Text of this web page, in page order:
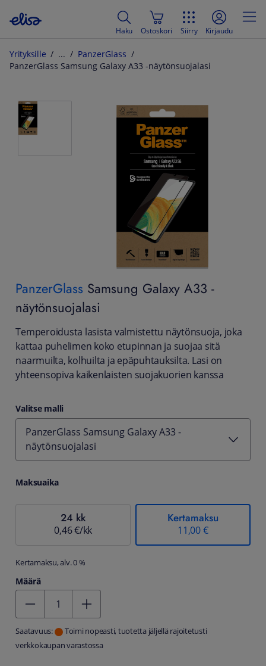
Haku Ostoskori Siirry Kirjaudu
Yrityksille
PanzerGlass
PanzerGlass Samsung Galaxy A33 -näytönsuojalasi
PanzerGlass Samsung Galaxy A33 -
näytönsuojalasi
Temperoidusta lasista valmistettu näytönsuoja, joka
kattaa puhelimen koko etupinnan ja suojaa sitä
naarmuilta, kolhuilta ja epäpuhtauksilta. Lasi on
yhteensopiva kaikenlaisten suojakuorien kanssa
Valitse malli
PanzerGlass Samsung Galaxy A33 -
näytönsuojalasi
Maksuaika
24 kk
0,46 €/kk
Kertamaksu
11,00 €
Kertamaksu, alv. 0 %
Määrä
Saatavuus:
Toimi nopeasti, tuotetta jäljellä rajoitetusti
verkkokaupan varastossa